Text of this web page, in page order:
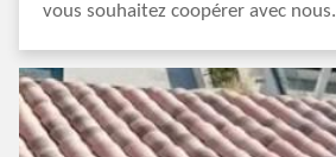
vous souhaitez coopérer avec nous.